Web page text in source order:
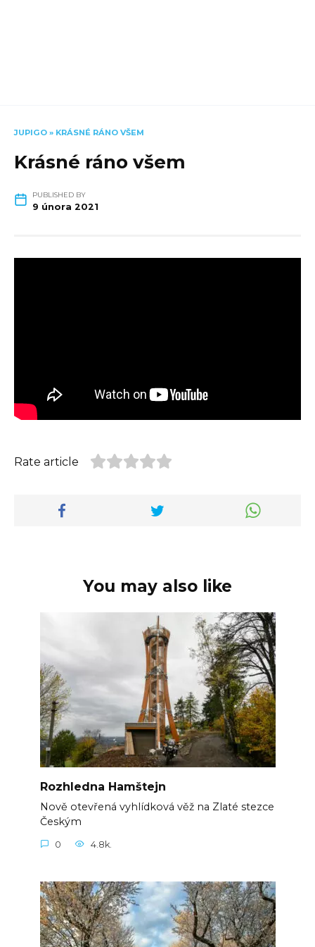
JUPIGO » KRÁSNÉ RÁNO VŠEM
Krásné ráno všem
PUBLISHED BY
9 února 2021
Rate article
You may also like
Rozhledna Hamštejn
Nově otevřená vyhlídková věž na Zlaté stezce
Českým
0 4.8k.